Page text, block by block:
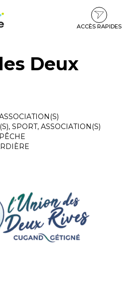
ACCÈS RAPIDES
Deux
, SPORT, ASSOCIATION(S)